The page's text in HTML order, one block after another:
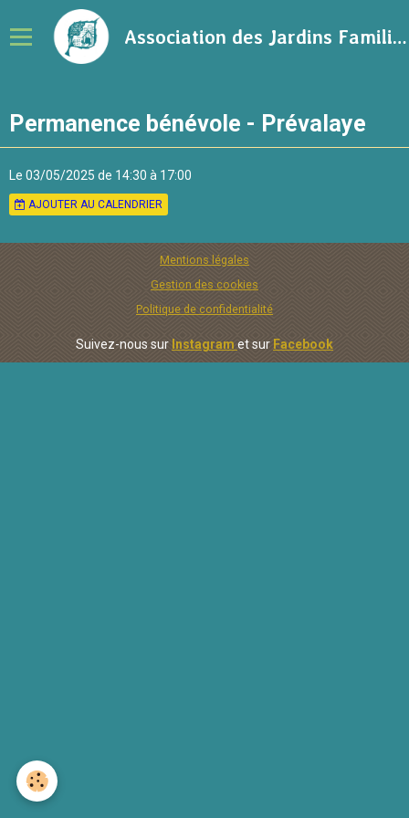
Association des Jardins Familiaux de la Ville de Rennes
Calendrier
Ressources sur le jardinage
Blog
Permanence bénévole - Prévalaye
Le 03/05/2025 de 14:30 à 17:00
AJOUTER AU CALENDRIER
Mentions légales
Gestion des cookies
Politique de confidentialité
Suivez-nous sur Instagram et sur Facebook